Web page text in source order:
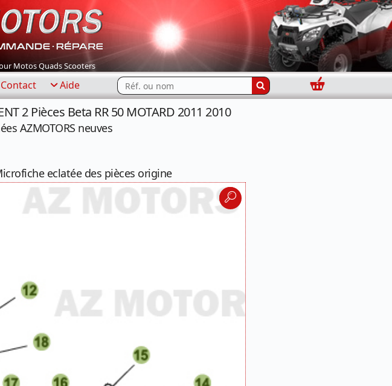
Motos Quads Scooters
Contact Aide Rechercher...
Panier
2 Pièces Beta RR 50 MOTARD 2011 2010
AZMOTORS neuves
eclatée des pièces origine